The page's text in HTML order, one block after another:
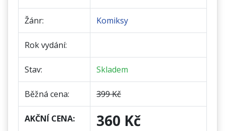
Žánr: Komiksy
Rok vydání:
Stav: Skladem
Běžná cena: 399 Kč
AKČNÍ CENA: 360 Kč